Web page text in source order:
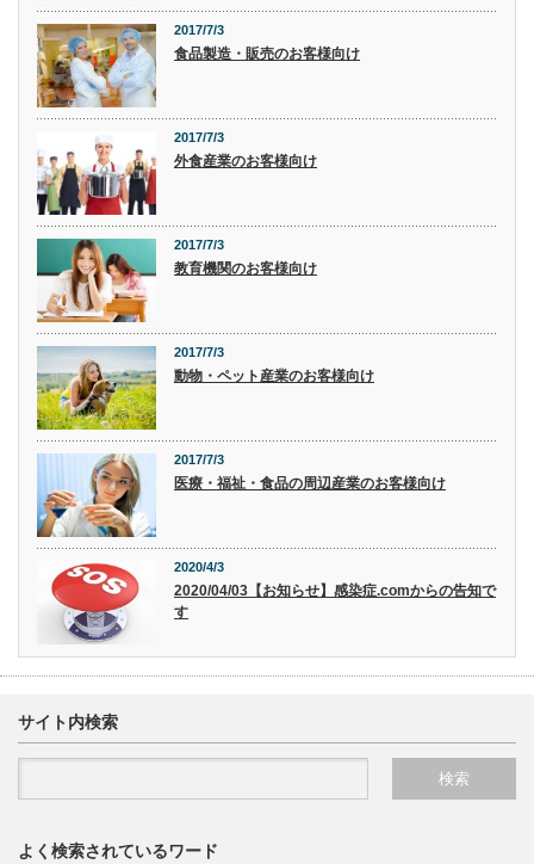
2017/7/3
食品製造・販売のお客様向け
2017/7/3
外食産業のお客様向け
2017/7/3
教育機関のお客様向け
2017/7/3
動物・ペット産業のお客様向け
2017/7/3
医療・福祉・食品の周辺産業のお客様向け
2020/4/3
2020/04/03【お知らせ】感染症.comからの告知で
す
サイト内検索
よく検索されているワード